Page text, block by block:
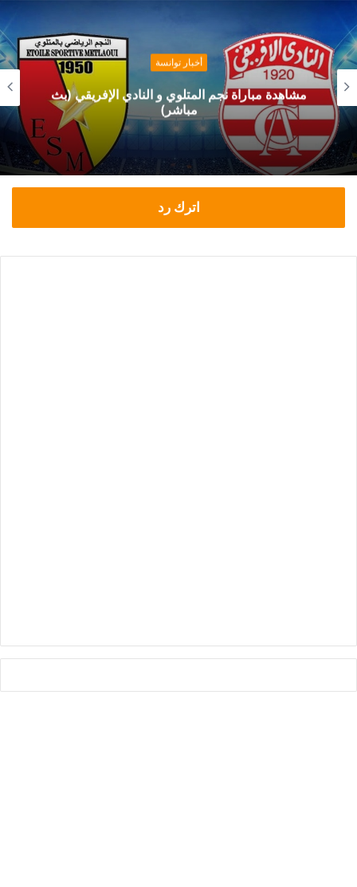
أخبار توانسة
مشاهدة مباراة نجم المتلوي و النادي الإفريقي (بث
مباشر)
اترك رد